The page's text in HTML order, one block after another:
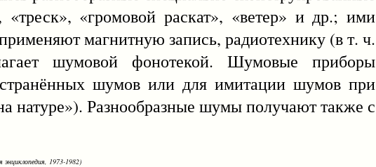
«громовой раскат», «ветер» и др.; ими
магнитную запись, радиотехнику (в т. ч.
шумовой фонотекой. Шумовые приборы
шумов или для имитации шумов при
натуре»). Разнообразные шумы получают также с
1973-1982)